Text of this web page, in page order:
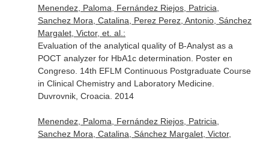
Menendez, Paloma, Fernández Riejos, Patricia,
Sanchez Mora, Catalina, Perez Perez, Antonio, Sánchez
Margalet, Victor, et. al.:
Evaluation of the analytical quality of B-Analyst as a
POCT analyzer for HbA1c determination. Poster en
Congreso. 14th EFLM Continuous Postgraduate Course
in Clinical Chemistry and Laboratory Medicine.
Duvrovnik, Croacia. 2014
Menendez, Paloma, Fernández Riejos, Patricia,
Sanchez Mora, Catalina, Sánchez Margalet, Victor,